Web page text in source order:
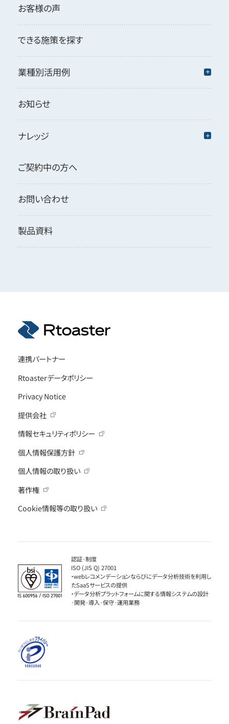
お客様の声
できる施策を探す
業種別活用例
お知らせ
ナレッジ
ご契約中の方へ
お問い合わせ
製品資料
連携パートナー
Rtoasterデータポリシー
Privacy Notice
提供会社
情報セキュリティポリシー
個人情報保護方針
個人情報の取り扱い
著作権
Cookie情報等の取り扱い
認証·制度
ISO (JIS Q) 27001
・webレコメンデーションならびにデータ分析技術を利用し
たSaaSサービスの提供
・データ分析プラットフォームに関する情報システムの設計
·開発·導入·保守·運用業務